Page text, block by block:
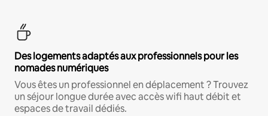
Des logements adaptés aux professionnels pour les
nomades numériques
Vous êtes un professionnel en déplacement ? Trouvez
un séjour longue durée avec accès wifi haut débit et
espaces de travail dédiés.